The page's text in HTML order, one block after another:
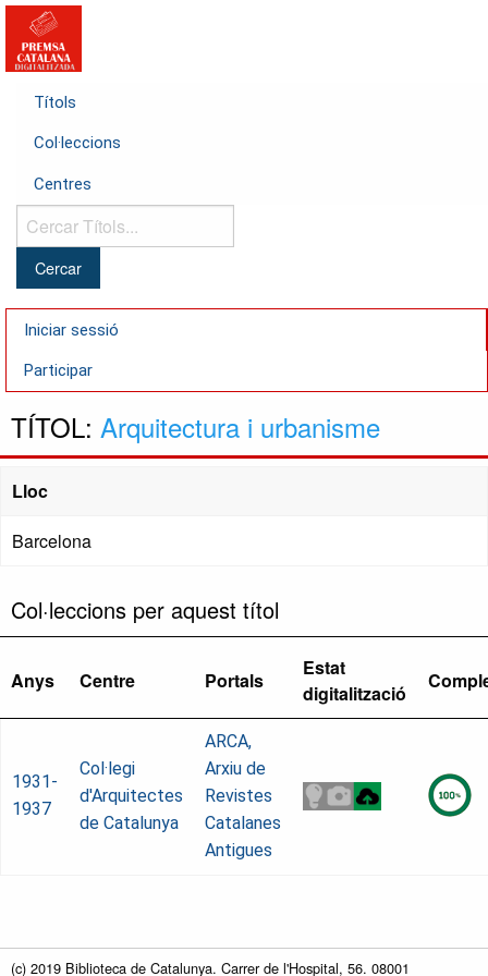
Títols
Col·leccions
Centres
Cercar
Títols...
Iniciar sessió
Participar
TÍTOL: Arquitectura i urbanisme
Lloc
Barcelona
Col·leccions per aquest títol
Anys Centre Portals
Estat
digitalització
1931-
1937
Col·legi
d'Arquitectes
de Catalunya
ARCA,
Arxiu de
Revistes
Catalanes
Antigues
(c) 2019 Biblioteca de Catalunya. Carrer de l'Hospital, 56. 08001